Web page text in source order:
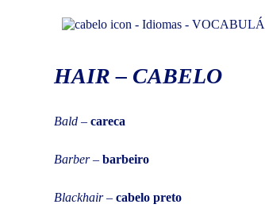
HAIR – CABELO
Bald – careca
Barber– barbeiro
Blackhair– cabelo preto